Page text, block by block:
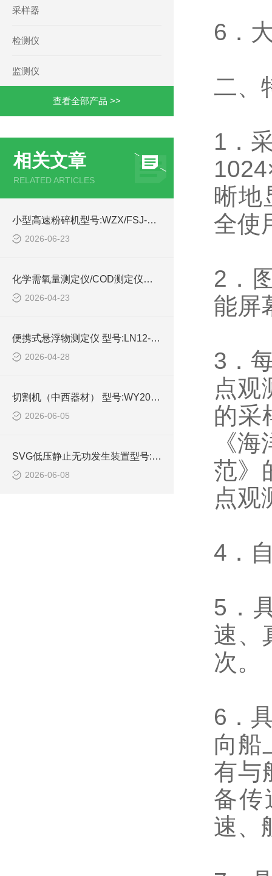
采样器
检测仪
监测仪
查看全部产品 >>
相关文章
RELATED ARTICLES
小型高速粉碎机型号:WZX/FSJ-1000G库号：M414241的技术介绍
2026-06-23
化学需氧量测定仪/COD测定仪的技术介绍
2026-04-23
便携式悬浮物测定仪 型号:LN12-SS-3A的参数介绍
2026-04-28
切割机（中西器材） 型号:WY2080/ZXQG-2TJ的简单介绍
2026-06-05
SVG低压静止无功发生装置型号:ZXSVG-35Kvar的详细介绍
2026-06-08
6．
二、
1．
晰
全使
2．
能屏
3．
点观
的采
《
范》
点观
4．
5．
速、
次。
6．
向船
有与
备传
速、